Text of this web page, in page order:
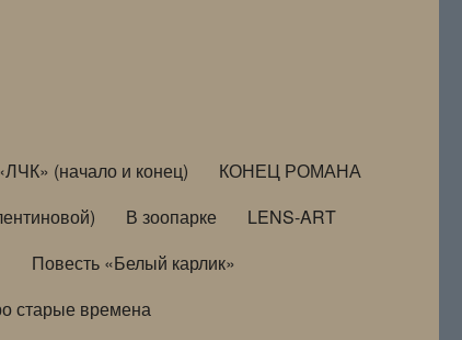
(начало и конец)
КОНЕЦ РОМАНА
В зоопарке
LENS-ART
Повесть «Белый карлик»
старые времена